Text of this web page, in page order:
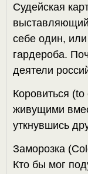
Судейская
себе один, или
гардероба.
деятели
Коровиться
живущими
уткнувшись
Заморозка
Кто бы мог